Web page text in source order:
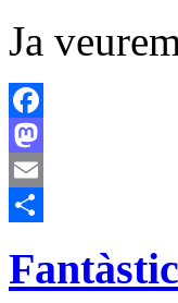
Ja
Facebook
Mastodon
Email